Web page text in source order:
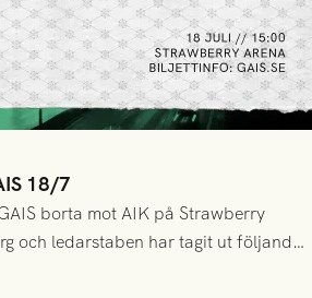
18/7
borta mot AIK på Strawberry
och ledarstaben har tagit ut följande